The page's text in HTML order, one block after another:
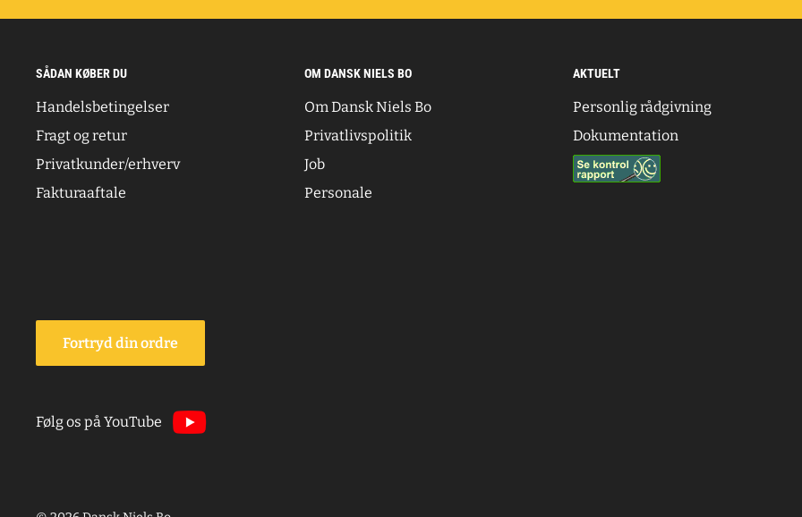
SÅDAN KØBER DU
Handelsbetingelser
Fragt og retur
Privatkunder/erhverv
Fakturaaftale
OM DANSK NIELS BO
Om Dansk Niels Bo
Privatlivspolitik
Job
Personale
AKTUELT
Personlig rådgivning
Dokumentation
Fortryd din ordre
Følg os på YouTube